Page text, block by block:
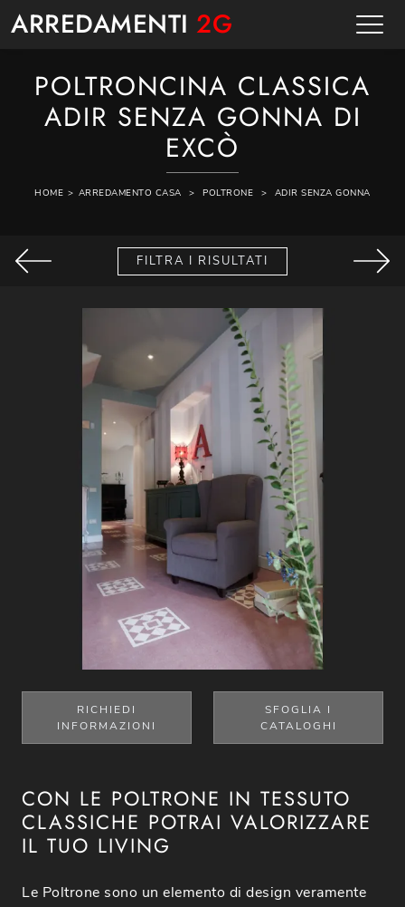
ARREDAMENTI 2G
POLTRONCINA CLASSICA
ADIR SENZA GONNA DI
EXCÒ
HOME > ARREDAMENTO CASA > POLTRONE > ADIR SENZA GONNA
FILTRA I RISULTATI
RICHIEDI
INFORMAZIONI
SFOGLIA I
CATALOGHI
CON LE POLTRONE IN TESSUTO
CLASSICHE POTRAI VALORIZZARE
IL TUO LIVING
Le Poltrone sono un elemento di design veramente